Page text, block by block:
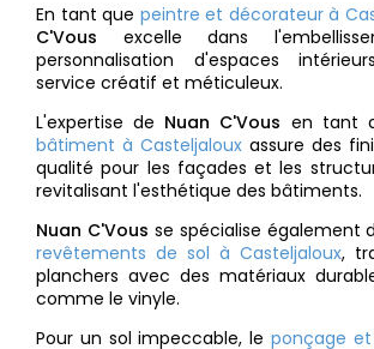
En tant que peintre et décorateur à
C'Vous excelle dans
personnalisation d'espaces
service créatif et méticuleux.
L'expertise de Nuan C'Vous en tant
bâtiment à Casteljaloux assure des
qualité pour les façades et les
revitalisant l'esthétique des bâtiments.
Nuan C'Vous se spécialise également
revêtements de sol à Casteljaloux,
planchers avec des matériaux
comme le vinyle.
Pour un sol impeccable, le ponçage